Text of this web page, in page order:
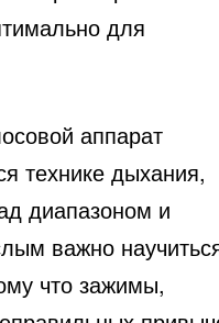
для
аппарат
технике дыхания,
диапазоном и
важно
что зажимы,